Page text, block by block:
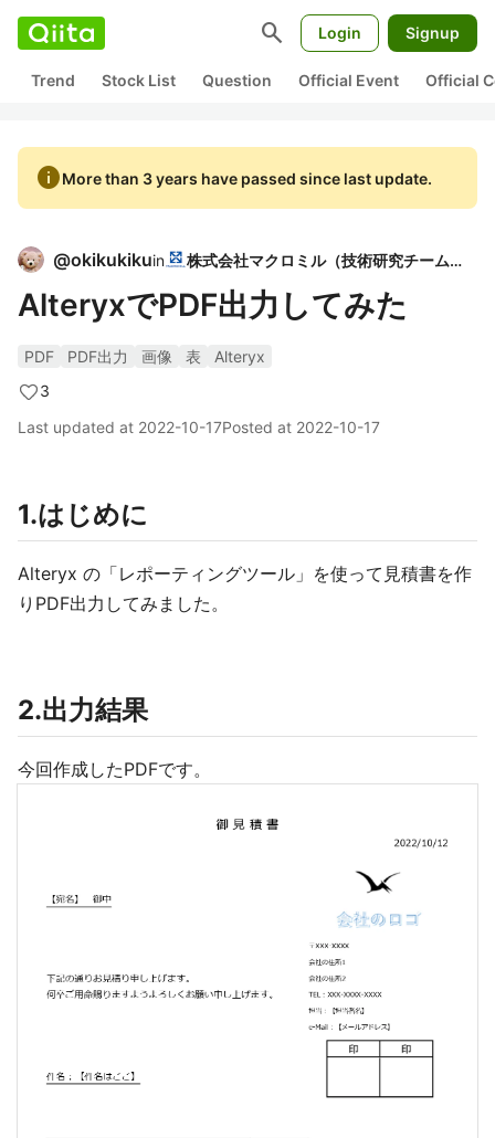
search Login Signup
Trend Stock List Question Official Event Official
infoMore than 3 years have passed since last update.
@okikukikuin 株式会社マクロミル（技術研究チーム）
AlteryxでPDF出力してみた
PDF PDF出力 画像 表
Alteryx
3
Last updated at 2022-10-17Posted at 2022-10-17
1.はじめに
Alteryx の「レポーティングツール」を使って見積書を作
りPDF出力してみました。
2.出力結果
今回作成したPDFです。